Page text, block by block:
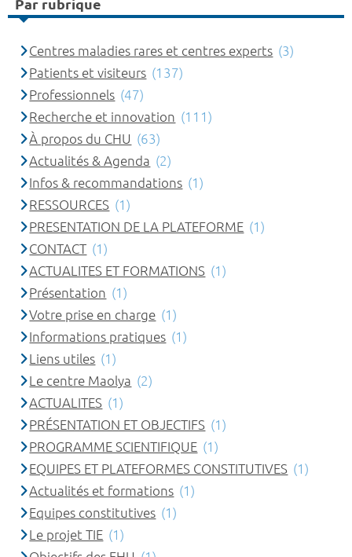
Par rubrique
Centres maladies rares et centres experts (3)
Patients et visiteurs (137)
Professionnels (47)
Recherche et innovation (111)
À propos du CHU (63)
Actualités & Agenda (2)
Infos & recommandations (1)
RESSOURCES (1)
PRESENTATION DE LA PLATEFORME (1)
CONTACT (1)
ACTUALITES ET FORMATIONS (1)
Présentation (1)
Votre prise en charge (1)
Informations pratiques (1)
Liens utiles (1)
Le centre Maolya (2)
ACTUALITES (1)
PRÉSENTATION ET OBJECTIFS (1)
PROGRAMME SCIENTIFIQUE (1)
EQUIPES ET PLATEFORMES CONSTITUTIVES (1)
Actualités et formations (1)
Equipes constitutives (1)
Le projet TIE (1)